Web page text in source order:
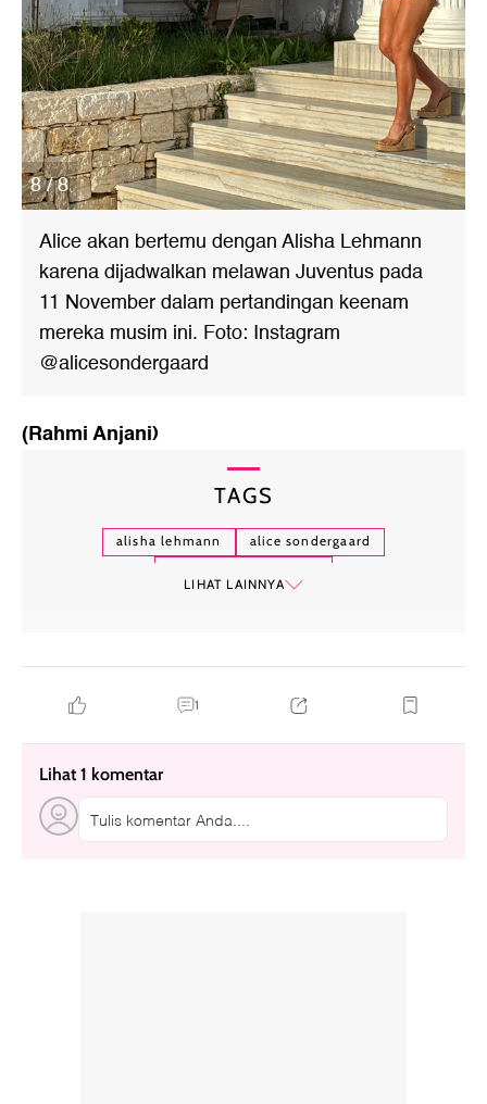
8 / 8
Alice akan bertemu dengan Alisha Lehmann
karena dijadwalkan melawan Juventus pada
11 November dalam pertandingan keenam
mereka musim ini. Foto: Instagram
@alicesondergaard
(Rahmi Anjani)
TAGS
alisha lehmann
alice sondergaard
LIHAT LAINNYA
1
Lihat 1 komentar
Tulis komentar Anda....